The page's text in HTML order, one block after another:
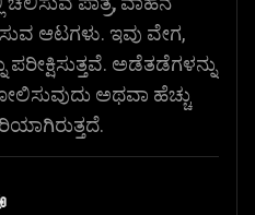
ಆಟಗಳು. ಇವು ವೇಗ,
ಅಡೆತಡೆಗಳನ್ನು
ಅಥವಾ ಹೆಚ್ಚು